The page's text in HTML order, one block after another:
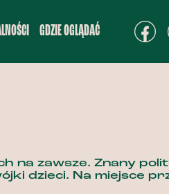
GDZIE OGLĄDAĆ
na zawsze. Znany
dzieci. Na miejsce